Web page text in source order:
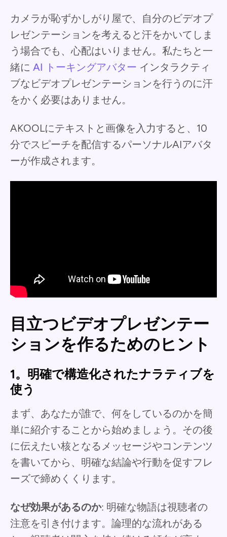
カメラが恥ずかしがり屋で、自分のビデオプ
レゼンテーションを考えると汗をかいてしま
う場合でも、心配はいりません。私たちと一
緒に AI トーキングアバター インタラクティ
ブなビデオプレゼンテーションを行うのに汗
をかく必要はありません。
AKOOLにテキストと画像を入力すると、10
分でスピーチを配信するパーソナルAIアバタ
ーが作成されます。
目立つビデオプレゼンテー
ションを作るためのヒント
1。明確で構造化されたナラティブを
使う
まず、あなたが誰で、何をしているのかを簡
単に紹介することから始めましょう。その後
に伝えたい核となるメッセージやコンテンツ
を書いてから、明確な結論や行動を促すフレ
ーズで締めくくります。
なぜ効果があるのか: 明確な物語は視聴者の
注意を引き付けます。論理的な流れがある